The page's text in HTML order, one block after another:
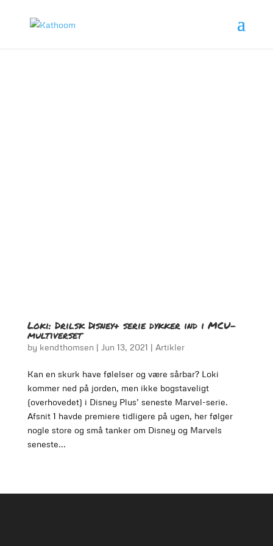
Loki: Drilsk Disney+ serie dykker ind i MCU-
multiverset
by kendthomsen | Jun 13, 2021 | Artikler
Kan en skurk have følelser og være sårbar? Loki
kommer ned på jorden, men ikke bogstaveligt
(overhovedet) i Disney Plus’ seneste Marvel-serie.
Afsnit 1 havde premiere tidligere på ugen, her følger
nogle store og små tanker om Disney og Marvels
seneste...